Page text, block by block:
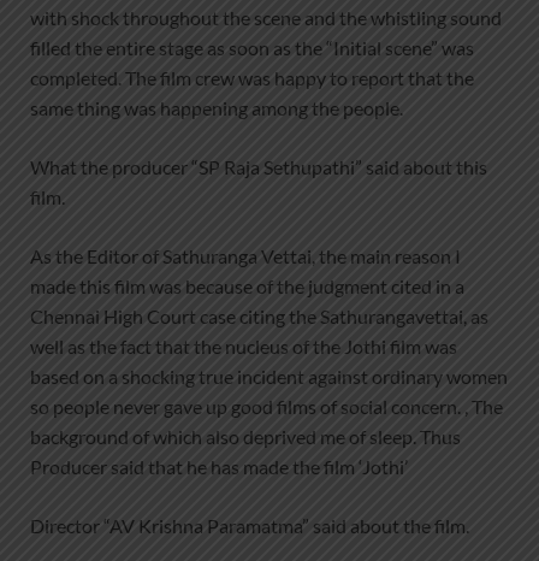
with shock throughout the scene and the whistling sound
filled the entire stage as soon as the “Initial scene” was
completed. The film crew was happy to report that the
same thing was happening among the people.
What the producer “SP Raja Sethupathi” said about this
film.
As the Editor of Sathuranga Vettai, the main reason I
made this film was because of the judgment cited in a
Chennai High Court case citing the Sathurangavettai, as
well as the fact that the nucleus of the Jothi film was
based on a shocking true incident against ordinary women
so people never gave up good films of social concern. , The
background of which also deprived me of sleep. Thus
Producer said that he has made the film ‘Jothi’
Director “AV Krishna Paramatma” said about the film.